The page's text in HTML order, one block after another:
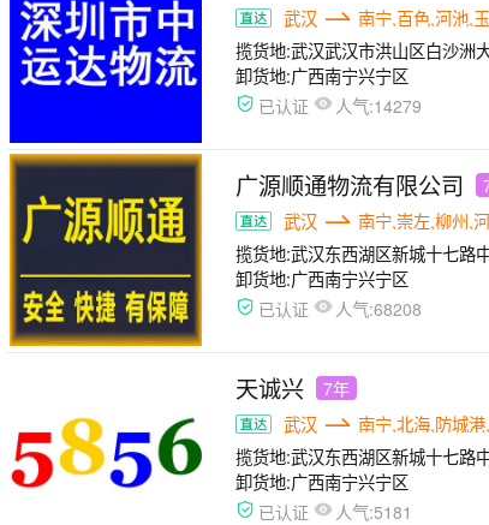
武汉
南宁,百色,河池,
揽货地:武汉武汉市洪山区白沙洲
卸货地:广西南宁兴宁区
已认证 人气:14279
广源顺通物流有限公司
武汉
南宁,崇左,柳州,
揽货地:武汉东西湖区新城十七路
卸货地:广西南宁兴宁区
已认证 人气:68208
天诚兴 7年
武汉
南宁,北海,防城
揽货地:武汉东西湖区新城十七路
卸货地:广西南宁兴宁区
已认证 人气:5181